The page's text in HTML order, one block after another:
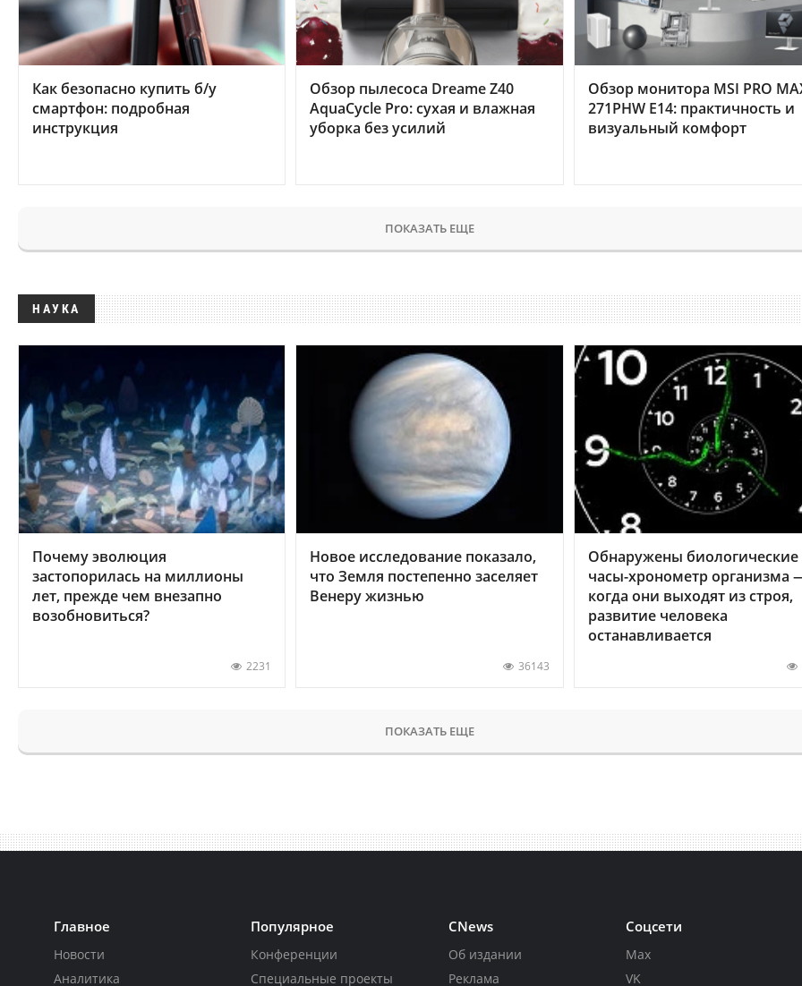
Как безопасно купить б/у
смартфон: подробная
инструкция
Обзор пылесоса Dreame Z40
AquaCycle Pro: сухая и влажная
уборка без усилий
Обзор монитора MSI PRO
271PHW E14: практичность и
визуальный комфорт
ПОКАЗАТЬ ЕЩЕ
НАУКА
Почему эволюция
застопорилась на миллионы
лет, прежде чем внезапно
возобновиться?
2231
Новое исследование показало,
что Земля постепенно заселяет
Венеру жизнью
36143
Обнаружены биологические
часы-хронометр организма
когда они выходят из строя,
развитие человека
останавливается
ПОКАЗАТЬ ЕЩЕ
Главное
Новости
Аналитика
Популярное
Конференции
Специальные проекты
CNews
Об издании
Реклама
Соцсети
Max
VK